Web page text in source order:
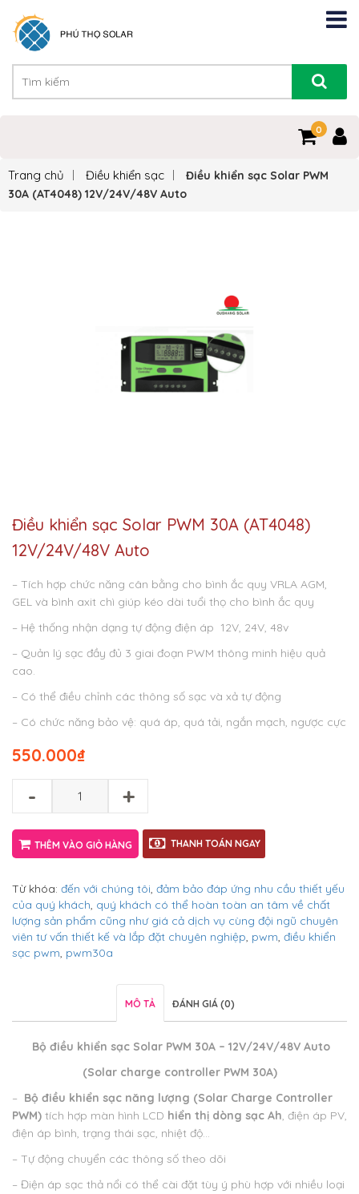
0
Trang chủ Điều khiển sạc
Điều khiển sạc Solar PWM
30A (AT4048) 12V/24V/48V Auto
Điều khiển sạc Solar PWM 30A (AT4048)
12V/24V/48V Auto
– Tích hợp chức năng cân bằng cho bình ắc quy VRLA AGM,
GEL và bình axit chì giúp kéo dài tuổi thọ cho bình ắc quy
– Hệ thống nhận dạng tự động điện áp 12V, 24V, 48v
– Quản lý sạc đầy đủ 3 giai đoạn PWM thông minh hiệu quả
cao.
– Có thể điều chỉnh các thông số sạc và xả tự động
– Có chức năng bảo vệ: quá áp, quá tải, ngắn mạch, ngược cực
₫
550.000
- +
THÊM VÀO GIỎ HÀNG THANH TOÁN NGAY
Từ khóa: đến với chúng tôi, đảm bảo đáp ứng nhu cầu thiết yếu
của quý khách, quý khách có thể hoàn toàn an tâm về chất
lượng sản phẩm cũng như giá cả dịch vụ cùng đội ngũ chuyên
viên tư vấn thiết kế và lắp đặt chuyên nghiệp, pwm, điều khiển
sạc pwm, pwm30a
MÔ TẢ ĐÁNH GIÁ (0)
Bộ điều khiển sạc Solar PWM 30A – 12V/24V/48V Auto
(Solar charge controller PWM 30A)
– Bộ điều khiển sạc năng lượng (Solar Charge Controller
PWM) tích hợp màn hình LCD hiển thị dòng sạc Ah, điện áp PV,
điện áp bình, trạng thái sạc, nhiệt độ…
– Tự động chuyển các thông số theo dõi
– Điện áp sạc thả nổi có thể cài đặt tùy ý phù hợp với nhiều loại